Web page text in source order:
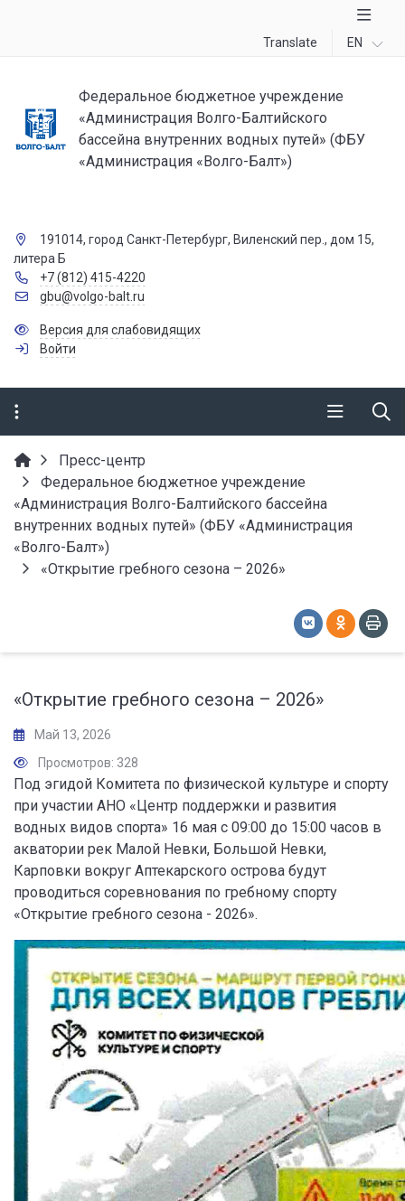
Translate EN
Федеральное бюджетное учреждение
«Администрация Волго-Балтийского
бассейна внутренних водных путей» (ФБУ
«Администрация «Волго-Балт»)
191014, город Санкт-Петербург, Виленский пер., дом 15,
литера Б
+7 (812) 415-4220
gbu@volgo-balt.ru
Версия для слабовидящих
Войти
Пресс-центр
Федеральное бюджетное учреждение
«Администрация Волго-Балтийского бассейна
внутренних водных путей» (ФБУ «Администрация
«Волго-Балт»)
«Открытие гребного сезона – 2026»
«Открытие гребного сезона – 2026»
Май 13, 2026
Просмотров: 328
Под эгидой Комитета по физической культуре и спорту
при участии АНО «Центр поддержки и развития
водных видов спорта» 16 мая с 09:00 до 15:00 часов в
акватории рек Малой Невки, Большой Невки,
Карповки вокруг Аптекарского острова будут
проводиться соревнования по гребному спорту
«Открытие гребного сезона - 2026».